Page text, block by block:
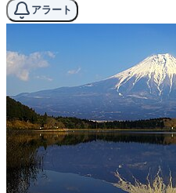
アラート